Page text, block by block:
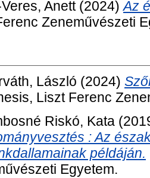
Anett(2024)Az
Zeneművészeti
László (2024)
Liszt Ferenc
Riskó, Kata
: Az
példáján.
Egyetem.